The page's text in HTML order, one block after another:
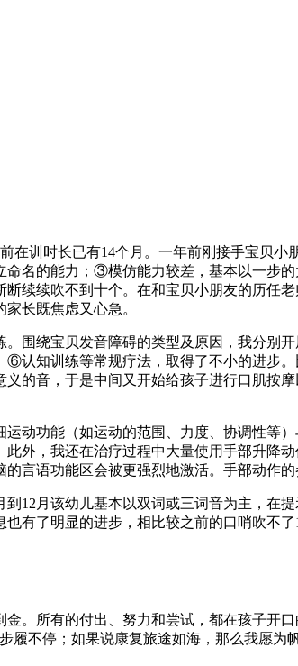
在训时长已有14个月。一年前刚接手宝贝
名的能力；③模仿能力较差，基本以一步
续续吹不到十个。在和宝贝小朋友的历任
长既焦虑又心急。
。围绕宝贝发音障碍的类型及原因，我分
知训练等常规疗法，取得了不小的进步
的音，于是中间又开始给孩子进行口肌按
动功能（如运动的范围、力度、协调性等
此外，我还在治疗过程中大量使用手部
言语功能区会被更强烈地激活。手部动作
到12月该幼儿基本以双词或三词音为主，
有了明显的进步，相比较之前的口哨吹不
。所有的付出、努力和尝试，都在孩子开
不停；如果说康复旅途如海，那么我愿为